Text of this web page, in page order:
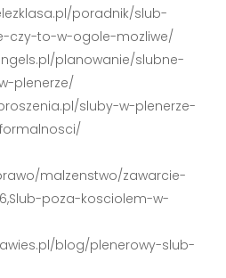
poradnik/slub-
czy-to-w-ogole-mozliwe/
planowanie/slubne-
plenerze/
sluby-w-plenerze-
malzenstwo/zawarcie-
poza-kosciolem-w-
blog/plenerowy-slub-